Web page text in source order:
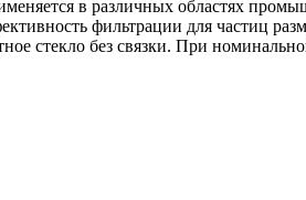
в различных областях
фильтрации для частиц
стекло без связки. При